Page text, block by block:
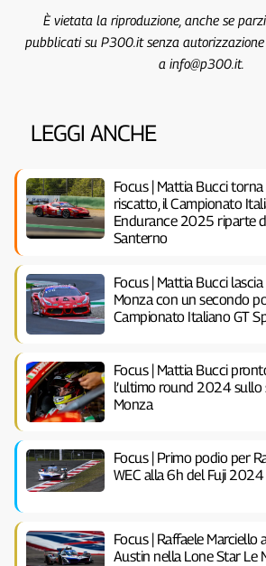
È vietata la riproduzione, anche se
pubblicati su P300.it senza
a info@p300.it.
LEGGI ANCHE
Focus | Mattia Bucci
riscatto, il Campionato
Endurance 2025 riparte
Santerno
Focus | Mattia Bucci
Monza con un secondo
Campionato Italiano GT
Focus | Mattia Bucci
l’ultimo round 2024
Monza
Focus | Primo podio per
WEC alla 6h del Fuji 2024
Focus | Raffaele Marciello
Austin nella Lone Star Le